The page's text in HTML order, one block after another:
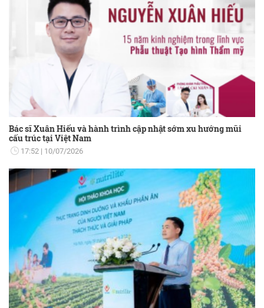
Bác sĩ Xuân Hiếu và hành trình cập nhật sớm xu hướng mũi
cấu trúc tại Việt Nam
17:52 10/07/2026